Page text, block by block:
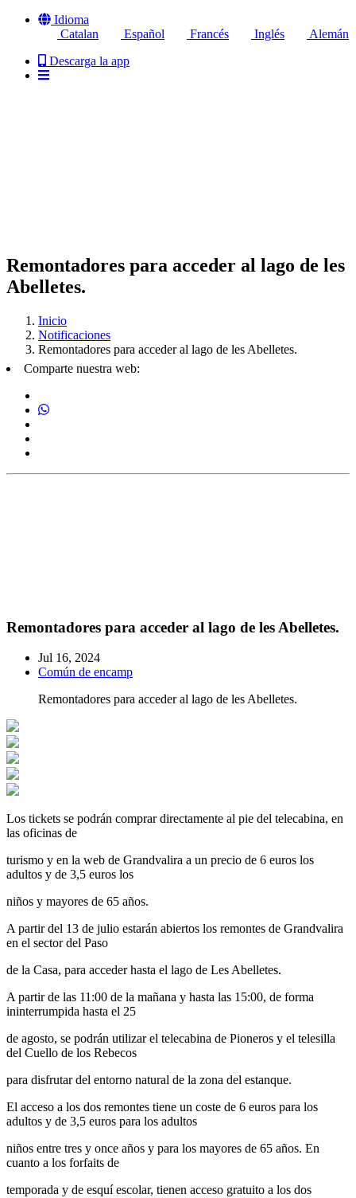
Idioma
Catalan
Español Francés Inglés
Alemán
Descarga la app
Remontadores para acceder al lago de les
Abelletes.
Inicio
Notificaciones
Remontadores para acceder al lago de les Abelletes.
Comparte nuestra web:
Remontadores para acceder al lago de les Abelletes.
Jul 16, 2024
Común de encamp
Remontadores para acceder al lago de les Abelletes.
Los tickets se podrán comprar directamente al pie del telecabina, en
las oficinas de
turismo y en la web de Grandvalira a un precio de 6 euros los
adultos y de 3,5 euros los
niños y mayores de 65 años.
A partir del 13 de julio estarán abiertos los remontes de Grandvalira
en el sector del Paso
de la Casa, para acceder hasta el lago de Les Abelletes.
A partir de las 11:00 de la mañana y hasta las 15:00, de forma
ininterrumpida hasta el 25
de agosto, se podrán utilizar el telecabina de Pioneros y el telesilla
del Cuello de los Rebecos
para disfrutar del entorno natural de la zona del estanque.
El acceso a los dos remontes tiene un coste de 6 euros para los
adultos y de 3,5 euros para los adultos
niños entre tres y once años y para los mayores de 65 años. En
cuanto a los forfaits de
temporada y de esquí escolar, tienen acceso gratuito a los dos